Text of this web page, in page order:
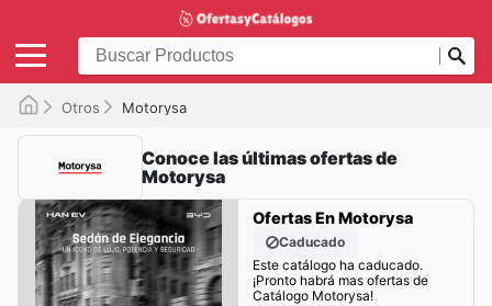
Otros Motorysa
Conoce las últimas ofertas de
Motorysa
Ofertas En Motorysa
Caducado
Este catálogo ha caducado.
¡Pronto habrá mas ofertas de
Catálogo Motorysa!